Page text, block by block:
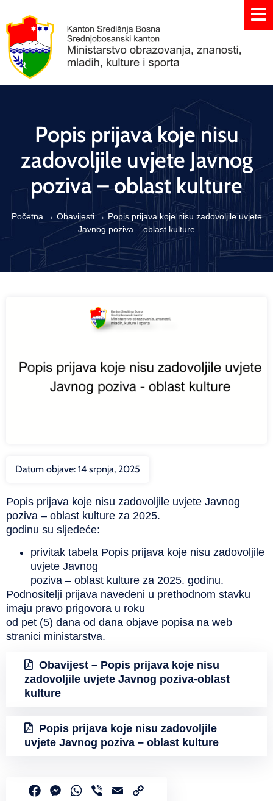
Popis prijava koje nisu
zadovoljile uvjete Javnog
poziva – oblast kulture
Početna → Obavijesti→ Popis prijava koje nisu zadovoljile uvjete
Javnog poziva – oblast kulture
Datum objave: 14 srpnja, 2025
Popis prijava koje nisu zadovoljile uvjete Javnog
poziva – oblast kulture za 2025.
godinu su sljedeće:
privitak tabela Popis prijava koje nisu zadovoljile
uvjete Javnog
poziva – oblast kulture za 2025. godinu.
Podnositelji prijava navedeni u prethodnom stavku
imaju pravo prigovora u roku
od pet (5) dana od dana objave popisa na web
stranici ministarstva.
Obavijest – Popis prijava koje nisu
zadovoljile uvjete Javnog poziva-oblast
kulture
Popis prijava koje nisu zadovoljile
uvjete Javnog poziva – oblast kulture
FacebookMessenger
WhatsApp
Viber Email